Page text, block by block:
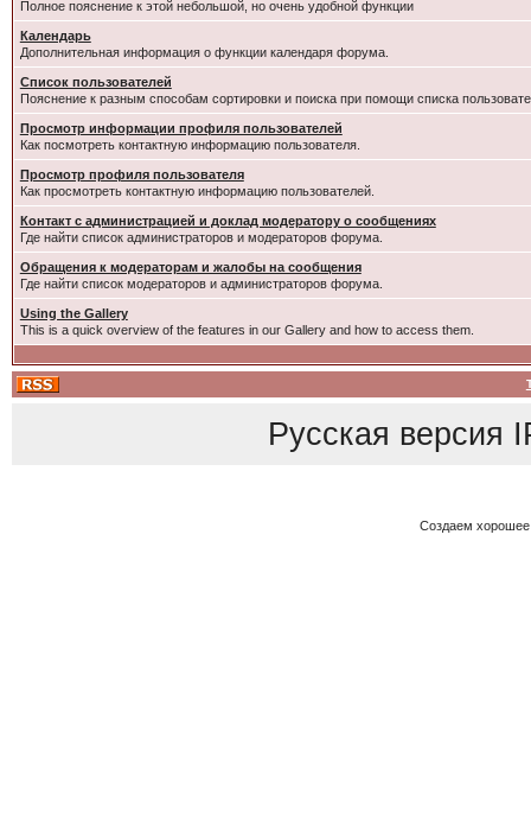
Полное пояснение к этой небольшой, но очень удобной функции
Календарь
Дополнительная информация о функции календаря форума.
Список пользователей
Пояснение к разным способам сортировки и поиска при помощи списка
Просмотр информации профиля пользователей
Как посмотреть контактную информацию пользователя.
Просмотр профиля пользователя
Как просмотреть контактную информацию пользователей.
Контакт с администрацией и доклад модератору о сообщениях
Где найти список администраторов и модераторов форума.
Обращения к модераторам и жалобы на сообщения
Где найти список модераторов и администраторов форума.
Using the Gallery
This is a quick overview of the features in our Gallery and how to access them.
Русская версия
Создаем